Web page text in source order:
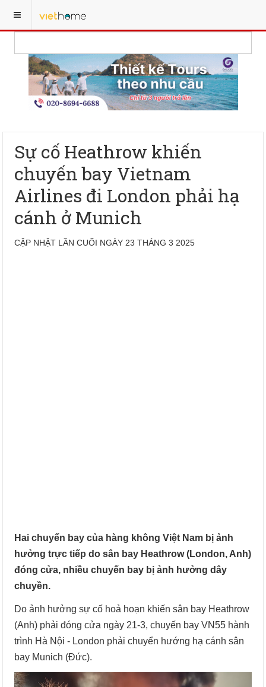
Sự cố Heathrow khiến
chuyến bay Vietnam
Airlines đi London phải hạ
cánh ở Munich
CẬP NHẬT LẦN CUỐI NGÀY 23 THÁNG 3 2025
Hai chuyến bay của hàng không Việt Nam bị ảnh
hưởng trực tiếp do sân bay Heathrow (London, Anh)
đóng cửa, nhiều chuyến bay bị ảnh hưởng dây
chuyền.
Do ảnh hưởng sự cố hoả hoạn khiến sân bay Heathrow
(Anh) phải đóng cửa ngày 21-3, chuyến bay VN55 hành
trình Hà Nội - London phải chuyển hướng hạ cánh sân
bay Munich (Đức).